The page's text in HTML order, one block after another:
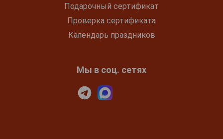
Подарочный сертификат
Проверка сертификата
Календарь праздников
Мы в соц. сетях